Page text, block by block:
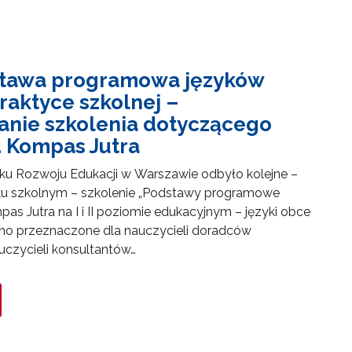
programowa języków
szkolnej –
szkolenia dotyczącego
Jutra
Rozwoju Edukacji w Warszawie odbyło kolejne –
szkolnym – szkolenie „Podstawy programowe
Jutra na I i II poziomie edukacyjnym – języki obce
przeznaczone dla nauczycieli doradców
konsultantów…